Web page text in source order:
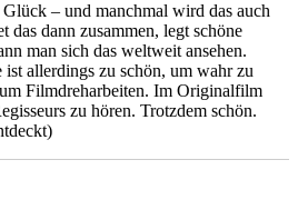
– und manchmal wird das auch
das dann zusammen, legt schöne
man sich das weltweit ansehen.
ist allerdings zu schön, um wahr zu
Filmdreharbeiten. Im Originalfilm
zu hören. Trotzdem schön.